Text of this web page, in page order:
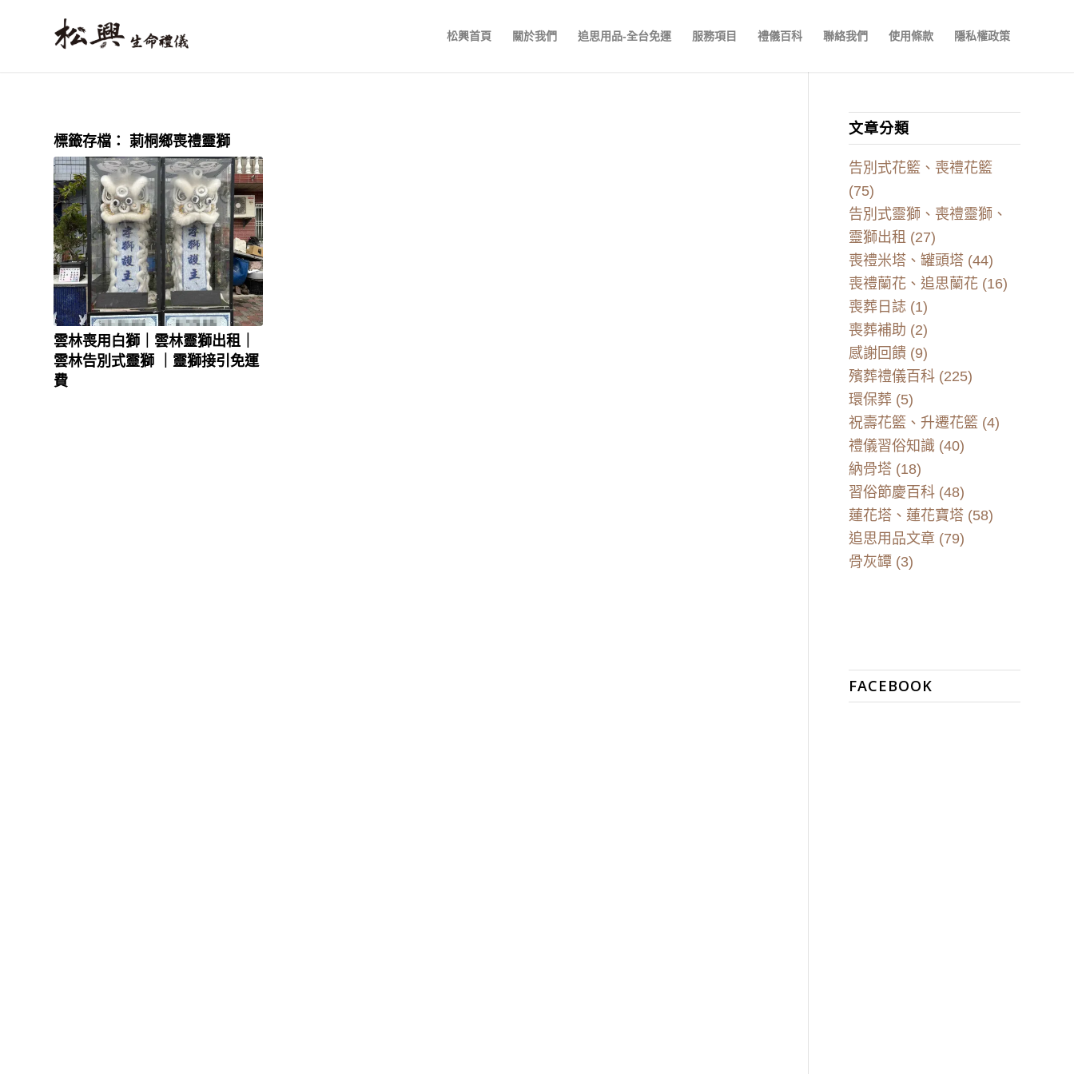
松興首頁 關於我們 追思用品-全台免運 服務項目 禮儀百科 聯絡我們 使用條款 隱私權政策
標籤存檔： 莿桐鄉喪禮靈獅
雲林喪用白獅｜雲林靈獅出租｜
雲林告別式靈獅 ｜靈獅接引免運
費
文章分類
告別式花籃、喪禮花籃
(75)
告別式靈獅、喪禮靈獅、
靈獅出租 (27)
喪禮米塔、罐頭塔 (44)
喪禮蘭花、追思蘭花(16)
喪葬日誌 (1)
喪葬補助 (2)
感謝回饋(9)
殯葬禮儀百科(225)
環保葬(5)
祝壽花籃、升遷花籃 (4)
禮儀習俗知識 (40)
納骨塔 (18)
習俗節慶百科(48)
蓮花塔、蓮花寶塔 (58)
追思用品文章 (79)
骨灰罈(3)
FACEBOOK